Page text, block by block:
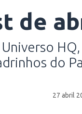
de
do
27 abril